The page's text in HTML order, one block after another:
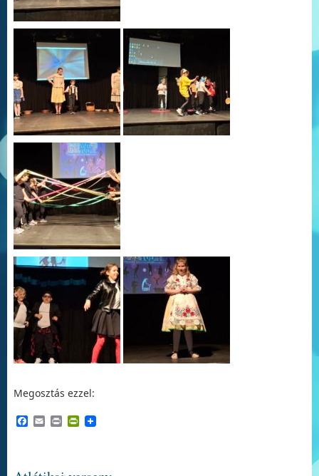
Megosztás ezzel:
Facebook
EmailPrintPrintFriendly